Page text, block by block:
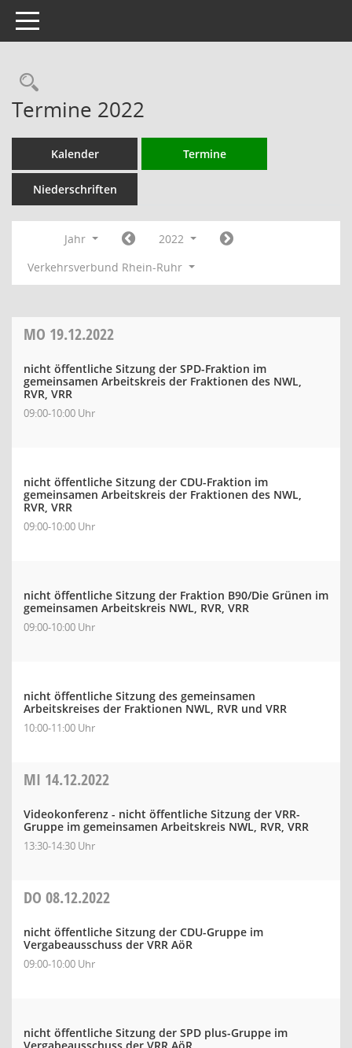
Toggle navigation
Rechercheauswahl
Termine 2022
Kalender Termine
Niederschriften
Jahr
2022
Verkehrsverbund Rhein-Ruhr
MO 19.12.2022
nicht öffentliche Sitzung der SPD-Fraktion im
gemeinsamen Arbeitskreis der Fraktionen des NWL,
RVR, VRR
09:00-10:00 Uhr
nicht öffentliche Sitzung der CDU-Fraktion im
gemeinsamen Arbeitskreis der Fraktionen des NWL,
RVR, VRR
09:00-10:00 Uhr
nicht öffentliche Sitzung der Fraktion B90/Die Grünen im
gemeinsamen Arbeitskreis NWL, RVR, VRR
09:00-10:00 Uhr
nicht öffentliche Sitzung des gemeinsamen
Arbeitskreises der Fraktionen NWL, RVR und VRR
10:00-11:00 Uhr
MI 14.12.2022
Videokonferenz - nicht öffentliche Sitzung der VRR-
Gruppe im gemeinsamen Arbeitskreis NWL, RVR, VRR
13:30-14:30 Uhr
DO 08.12.2022
nicht öffentliche Sitzung der CDU-Gruppe im
Vergabeausschuss der VRR AöR
09:00-10:00 Uhr
nicht öffentliche Sitzung der SPD plus-Gruppe im